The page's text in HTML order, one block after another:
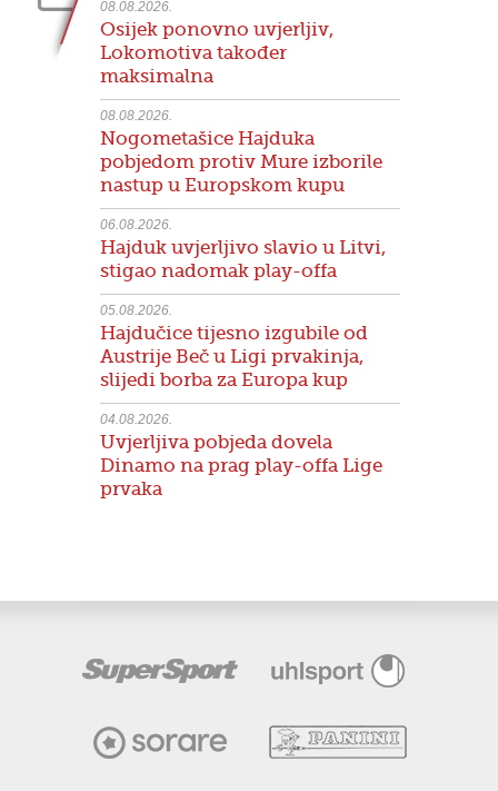
08.08.2026.
Osijek ponovno uvjerljiv,
Lokomotiva također
maksimalna
08.08.2026.
Nogometašice Hajduka
pobjedom protiv Mure izborile
nastup u Europskom kupu
06.08.2026.
Hajduk uvjerljivo slavio u Litvi,
stigao nadomak play-offa
05.08.2026.
Hajdučice tijesno izgubile od
Austrije Beč u Ligi prvakinja,
slijedi borba za Europa kup
04.08.2026.
Uvjerljiva pobjeda dovela
Dinamo na prag play-offa Lige
prvaka